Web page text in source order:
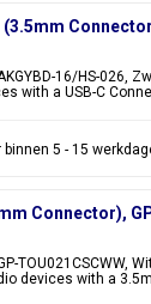
16/HS-026,
with a USB-C
5 - 15
Connector),
TOU021CSCWW,
devices with a